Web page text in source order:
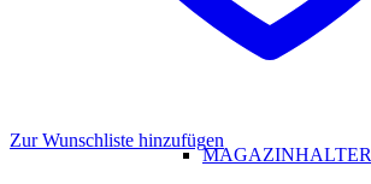
MAGAZINHALTER
Zur Wunschliste hinzufügen